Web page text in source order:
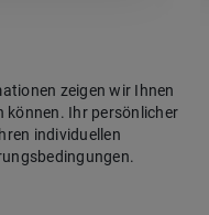
zeigen wir Ihnen
können. Ihr persönlicher
individuellen